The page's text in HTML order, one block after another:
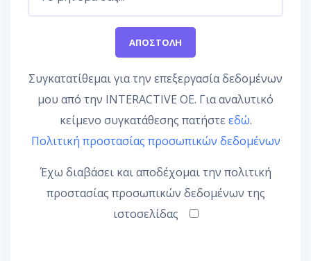
Συγκατατίθεμαι για την επεξεργασία δεδομένων
μου από την INTERACTIVE OE. Για αναλυτικό
κείμενο συγκατάθεσης πατήστε εδώ.
Πολιτική προστασίας προσωπικών δεδομένων
Έχω διαβάσει και αποδέχομαι την πολιτική
προστασίας προσωπικών δεδομένων της
ιστοσελίδας